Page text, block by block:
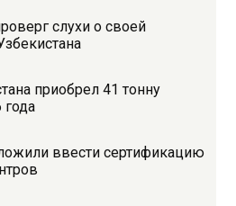
слухи о своей
приобрел 41 тонну
года
ввести сертификацию